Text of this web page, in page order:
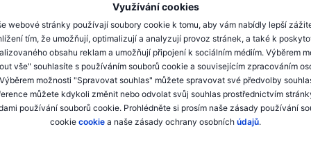
Využívání cookies
webové stránky používají soubory cookie k tomu, aby vám nabídly lepší
tím, že umožňují, optimalizují a analyzují provoz stránek, a také k
obsahu reklam a umožňují připojení k sociálním médiím. Výběrem
vše" souhlasíte s používáním souborů cookie a souvisejícím zpracováním
možnosti "Spravovat souhlas" můžete spravovat své předvolby
můžete kdykoli změnit nebo odvolat svůj souhlas prostřednictvím
používání souborů cookie. Prohlédněte si prosím naše zásady používání
cookie cookie a naše zásady ochrany osobních údajů.
XXXXXXX
XXXXXXX XXXXXXX
XXXXXXX XXXXXXX
XXXXXXX XXXXXXX